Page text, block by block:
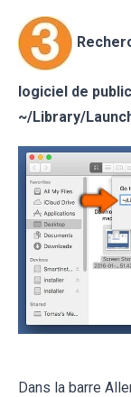
logiciel de
~/Library/
Dans la barre